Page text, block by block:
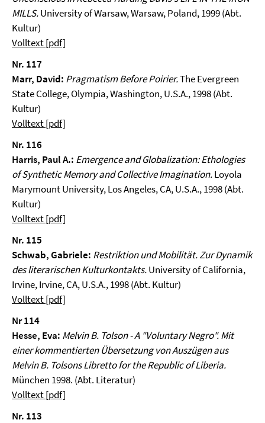
MILLS.University of Warsaw, Warsaw, Poland, 1999 (Abt.
Kultur)
Volltext [pdf]
Nr. 117
Marr, David: Pragmatism Before Poirier.The Evergreen
State College, Olympia, Washington, U.S.A., 1998 (Abt.
Kultur)
Volltext [pdf]
Nr. 116
Harris, Paul A.: Emergence and Globalization: Ethologies
of Synthetic Memory and Collective Imagination.Loyola
Marymount University, Los Angeles, CA, U.S.A., 1998 (Abt.
Kultur)
Volltext [pdf]
Nr. 115
Schwab, Gabriele: Restriktion und Mobilität. Zur Dynamik
des literarischen Kulturkontakts.University of California,
Irvine, Irvine, CA, U.S.A., 1998 (Abt. Kultur)
Volltext [pdf]
Nr 114
Hesse, Eva: Melvin B. Tolson - A "Voluntary Negro".Mit
einer kommentierten Übersetzung von Auszügen aus
Melvin B. Tolsons Libretto for the Republic of Liberia.
München 1998. (Abt. Literatur)
Volltext [pdf]
Nr. 113